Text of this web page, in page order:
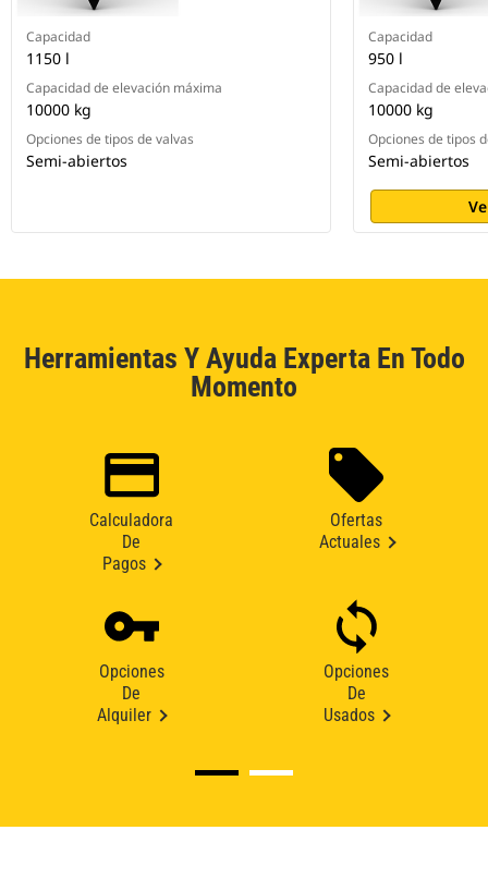
Capacidad
1150 l
Capacidad de elevación máxima
10000 kg
Opciones de tipos de valvas
Semi-abiertos
Capacidad
950 l
Capacidad de
10000 kg
Opciones de tipos
Semi-abiertos
Herramientas Y Ayuda Experta En Todo
Momento
Calculadora
De
Pagos
Ofertas
Actuales
Opciones
De
Alquiler
Opciones
De
Usados